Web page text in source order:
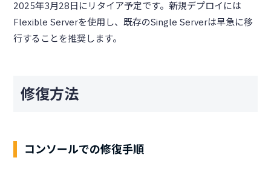
2025年3月28日にリタイア予定です。新規デプロイには
Flexible Serverを使用し、既存のSingle Serverは早急に移
行することを推奨します。
修復方法
コンソールでの修復手順